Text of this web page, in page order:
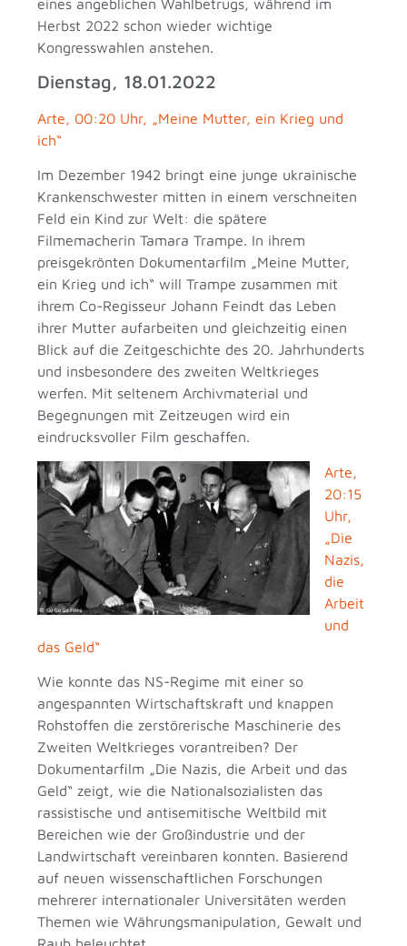
Herbst 2022 schon wieder wichtige
Kongresswahlen anstehen.
Dienstag, 18.01.2022
Arte, 00:20 Uhr, „Meine Mutter, ein Krieg und
ich“
Im Dezember 1942 bringt eine junge ukrainische
Krankenschwester mitten in einem verschneiten
Feld ein Kind zur Welt: die spätere
Filmemacherin Tamara Trampe. In ihrem
preisgekrönten Dokumentarfilm „Meine Mutter,
ein Krieg und ich“ will Trampe zusammen mit
ihrem Co-Regisseur Johann Feindt das Leben
ihrer Mutter aufarbeiten und gleichzeitig einen
Blick auf die Zeitgeschichte des 20. Jahrhunderts
und insbesondere des zweiten Weltkrieges
werfen. Mit seltenem Archivmaterial und
Begegnungen mit Zeitzeugen wird ein
eindrucksvoller Film geschaffen.
Arte,
20:15
Uhr,
„Die
Nazis,
die
Arbeit
und
das Geld“
Wie konnte das NS-Regime mit einer so
angespannten Wirtschaftskraft und knappen
Rohstoffen die zerstörerische Maschinerie des
Zweiten Weltkrieges vorantreiben? Der
Dokumentarfilm „Die Nazis, die Arbeit und das
Geld“ zeigt, wie die Nationalsozialisten das
rassistische und antisemitische Weltbild mit
Bereichen wie der Großindustrie und der
Landwirtschaft vereinbaren konnten. Basierend
auf neuen wissenschaftlichen Forschungen
mehrerer internationaler Universitäten werden
Themen wie Währungsmanipulation, Gewalt und